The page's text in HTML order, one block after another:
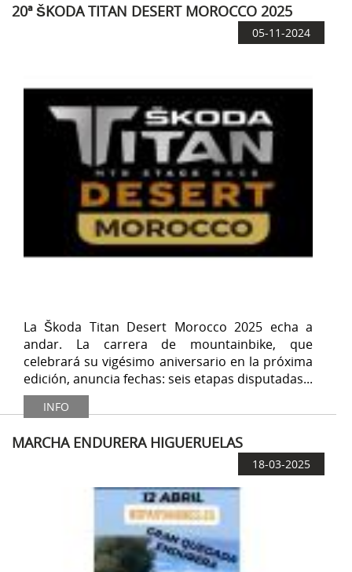
20ª ŠKODA TITAN DESERT MOROCCO 2025
05-11-2024
La Škoda Titan Desert Morocco 2025 echa a
andar. La carrera de mountainbike, que
celebrará su vigésimo aniversario en la próxima
edición, anuncia fechas: seis etapas disputadas...
INFO
MARCHA ENDURERA HIGUERUELAS
18-03-2025